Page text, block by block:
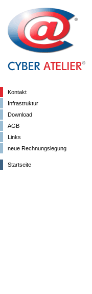
Kontakt
Infrastruktur
Download
AGB
Links
neue Rechnungslegung
Startseite